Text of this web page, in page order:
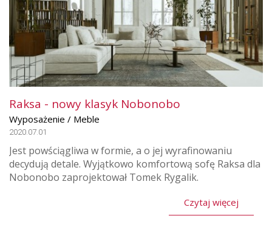
Raksa - nowy klasyk Nobonobo
Wyposażenie / Meble
2020.07.01
Jest powściągliwa w formie, a o jej wyrafinowaniu
decydują detale. Wyjątkowo komfortową sofę Raksa dla
Nobonobo zaprojektował Tomek Rygalik.
Czytaj więcej